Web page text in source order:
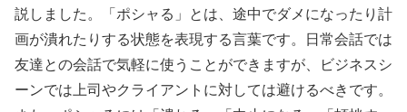
説しました。「ポシャる」とは、途中でダメになったり計
画が潰れたりする状態を表現する言葉です。日常会話では
友達との会話で気軽に使うことができますが、ビジネスシ
ーンでは上司やクライアントに対しては避けるべきです。